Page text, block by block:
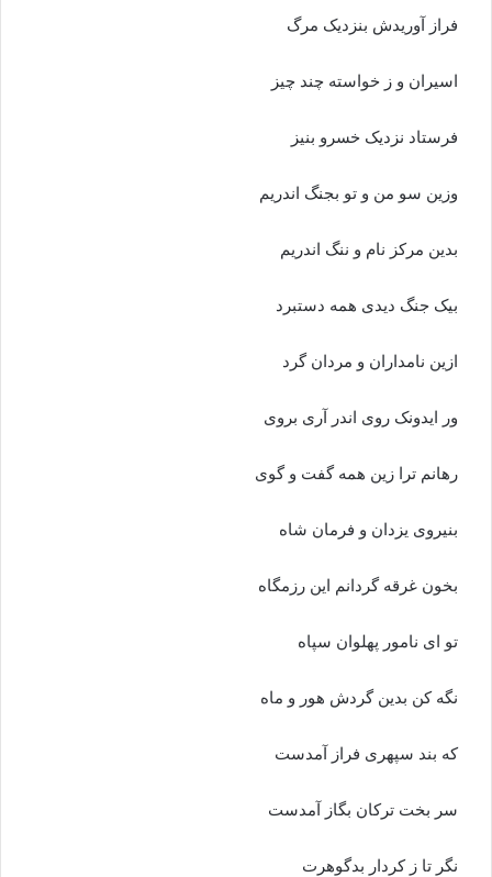
فراز آوریدش بنزدیک مرگ‏
اسیران و ز خواسته چند چیز
فرستاد نزدیک خسرو بنیز
وزین سو من و تو بجنگ اندریم
بدین مرکز نام و ننگ اندریم‏
بیک جنگ دیدى همه دستبرد
ازین نامداران و مردان گرد
ور ایدونک روى اندر آرى بروى
رهانم ترا زین همه گفت و گوى‏
بنیروى یزدان و فرمان شاه
بخون غرقه گردانم این رزمگاه‏
تو اى نامور پهلوان سپاه
نگه کن بدین گردش هور و ماه‏
که بند سپهرى فراز آمدست
سر بخت ترکان بگاز آمدست‏
نگر تا ز کردار بدگوهرت